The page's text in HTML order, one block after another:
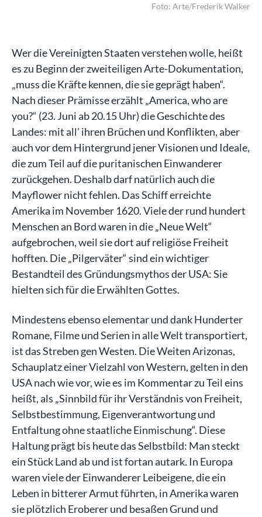
Foto: Arte/Frederik Walker
Wer die Vereinigten Staaten verstehen wolle, heißt
es zu Beginn der zweiteiligen Arte-Dokumentation,
„muss die Kräfte kennen, die sie geprägt haben“.
Nach dieser Prämisse erzählt „America, who are
you?“ (23. Juni ab 20.15 Uhr) die Geschichte des
Landes: mit all’ ihren Brüchen und Konflikten, aber
auch vor dem Hintergrund jener Visionen und Ideale,
die zum Teil auf die puritanischen Einwanderer
zurückgehen. Deshalb darf natürlich auch die
Mayflower nicht fehlen. Das Schiff erreichte
Amerika im November 1620. Viele der rund hundert
Menschen an Bord waren in die „Neue Welt“
aufgebrochen, weil sie dort auf religiöse Freiheit
hofften. Die „Pilgerväter“ sind ein wichtiger
Bestandteil des Gründungsmythos der USA: Sie
hielten sich für die Erwählten Gottes.
Mindestens ebenso elementar und dank Hunderter
Romane, Filme und Serien in alle Welt transportiert,
ist das Streben gen Westen. Die Weiten Arizonas,
Schauplatz einer Vielzahl von Western, gelten in den
USA nach wie vor, wie es im Kommentar zu Teil eins
heißt, als „Sinnbild für ihr Verständnis von Freiheit,
Selbstbestimmung, Eigenverantwortung und
Entfaltung ohne staatliche Einmischung“. Diese
Haltung prägt bis heute das Selbstbild: Man steckt
ein Stück Land ab und ist fortan autark. In Europa
waren viele der Einwanderer Leibeigene, die ein
Leben in bitterer Armut führten, in Amerika waren
sie plötzlich Eroberer und besaßen Grund und